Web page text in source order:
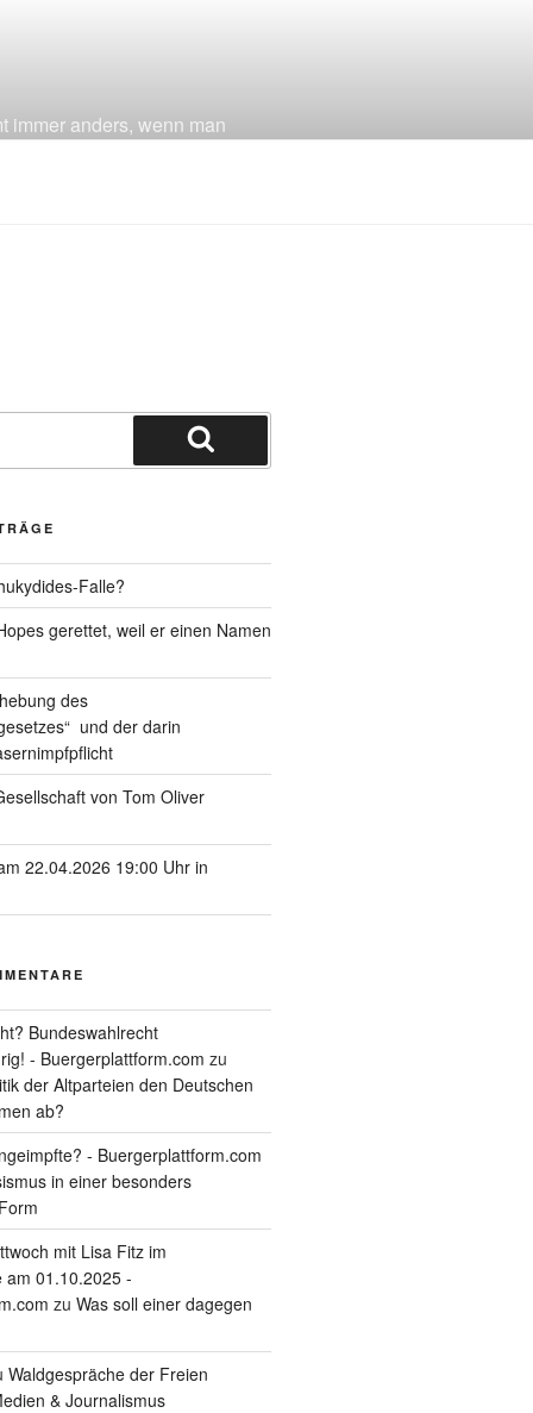
immer anders, wenn man
Suchen
Falle?
gerettet, weil er einen Namen
des
und der darin
von Tom Oliver
22.04.2026 19:00 Uhr in
Bundeswahlrecht
- Buergerplattform.com zu
der Altparteien den Deutschen
ab?
- Buergerplattform.com
in einer besonders
mit Lisa Fitz im
am 01.10.2025 -
zu Was soll einer dagegen
Waldgespräche der Freien
& Journalismus